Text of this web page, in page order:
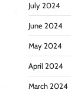
July 2024
June 2024
May 2024
April 2024
March 2024